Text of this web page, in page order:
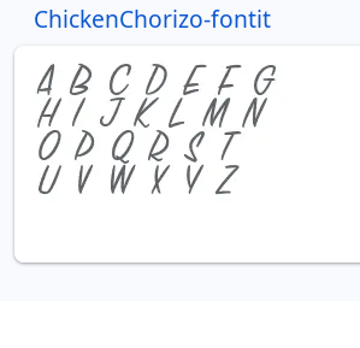
ChickenChorizo-fontit